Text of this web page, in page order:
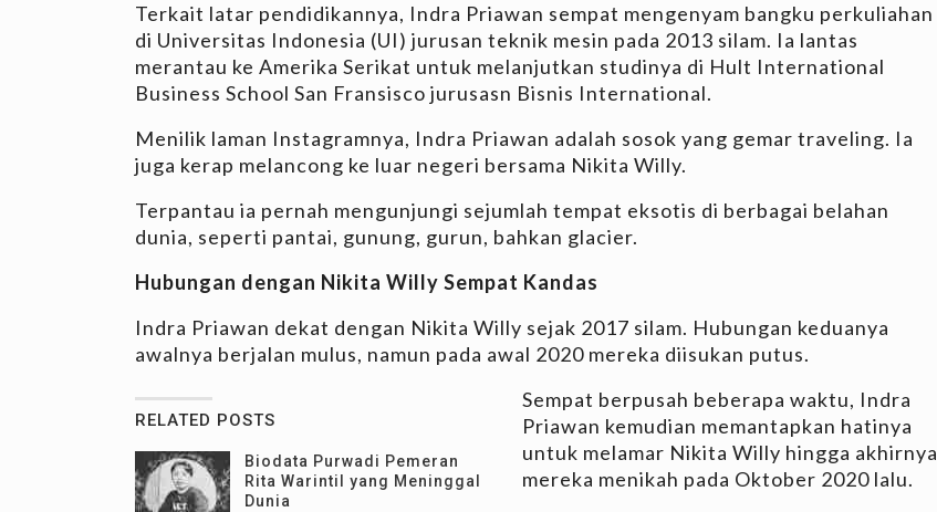
Terkait latar pendidikannya, Indra Priawan sempat mengenyam bangku perkuliahan
di Universitas Indonesia (UI) jurusan teknik mesin pada 2013 silam. Ia lantas
merantau ke Amerika Serikat untuk melanjutkan studinya di Hult International
Business School San Fransisco jurusasn Bisnis International.
Menilik laman Instagramnya, Indra Priawan adalah sosok yang gemar traveling. Ia
juga kerap melancong ke luar negeri bersama Nikita Willy.
Terpantau ia pernah mengunjungi sejumlah tempat eksotis di berbagai belahan
dunia, seperti pantai, gunung, gurun, bahkan glacier.
Hubungan dengan Nikita Willy Sempat Kandas
Indra Priawan dekat dengan Nikita Willy sejak 2017 silam. Hubungan keduanya
awalnya berjalan mulus, namun pada awal 2020 mereka diisukan putus.
RELATED POSTS
Biodata Purwadi Pemeran
Rita Warintil yang Meninggal
Dunia
Sempat berpusah beberapa waktu, Indra
Priawan kemudian memantapkan hatinya
untuk melamar Nikita Willy hingga akhirnya
mereka menikah pada Oktober 2020 lalu.